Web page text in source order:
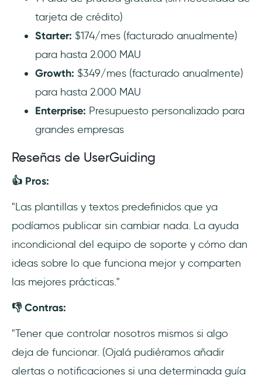
tarjeta de crédito)
Starter: $174/mes (facturado anualmente)
para hasta 2.000 MAU
Growth: $349/mes (facturado anualmente)
para hasta 2.000 MAU
Enterprise: Presupuesto personalizado para
grandes empresas
Reseñas de UserGuiding
👍 Pros:
"Las plantillas y textos predefinidos que ya
podíamos publicar sin cambiar nada. La ayuda
incondicional del equipo de soporte y cómo dan
ideas sobre lo que funciona mejor y comparten
las mejores prácticas."
👎 Contras:
"Tener que controlar nosotros mismos si algo
deja de funcionar. (Ojalá pudiéramos añadir
alertas o notificaciones si una determinada guía